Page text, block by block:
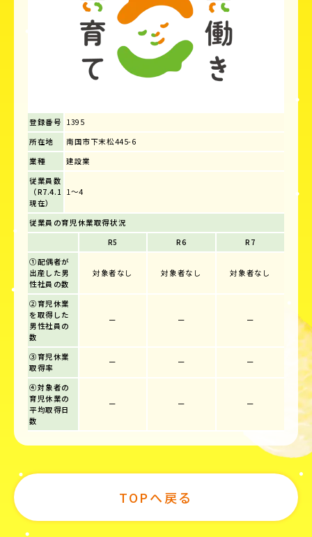
登録番号 1395
所在地
南国市下末松445-6
業種
建設業
従業員数
（R7.4.1
現在）
1～4
従業員の育児休業取得状況
R5
R6
R7
①配偶者が
出産した男
性社員の数
対象者なし 対象者なし 対象者なし
②育児休業
を取得した
男性社員の
数
ー ー ー
③育児休業
取得率
ー ー ー
④対象者の
育児休業の
平均取得日
数
ー ー ー
TOPへ戻る